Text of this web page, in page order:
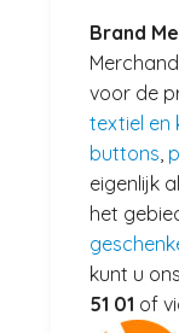
Brand
voor de
textiel en
buttons,
eigenlijk
het
kunt u
51 01 of